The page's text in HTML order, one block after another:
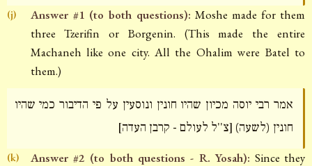
(j) Answer #1 (to both questions): Moshe made for them
three Tzerifin or Borgenin. (This made the entire
Machaneh like one city. All the Ohalim were Batel to
them.)
אמר רבי יוסה מכיון שהיו חונין ונוסעין על פי הדיבור כמי שהיו
חונין (לשעה) [צ''ל לעולם - קרבן העדה]
(k) Answer #2 (to both questions - R. Yosah): Since they